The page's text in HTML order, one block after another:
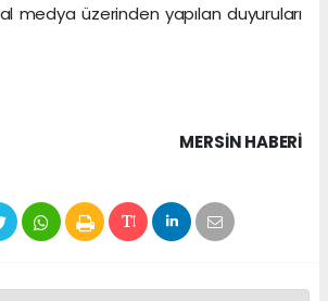
medya üzerinden yapılan duyuruları
MERSIN HABERİ